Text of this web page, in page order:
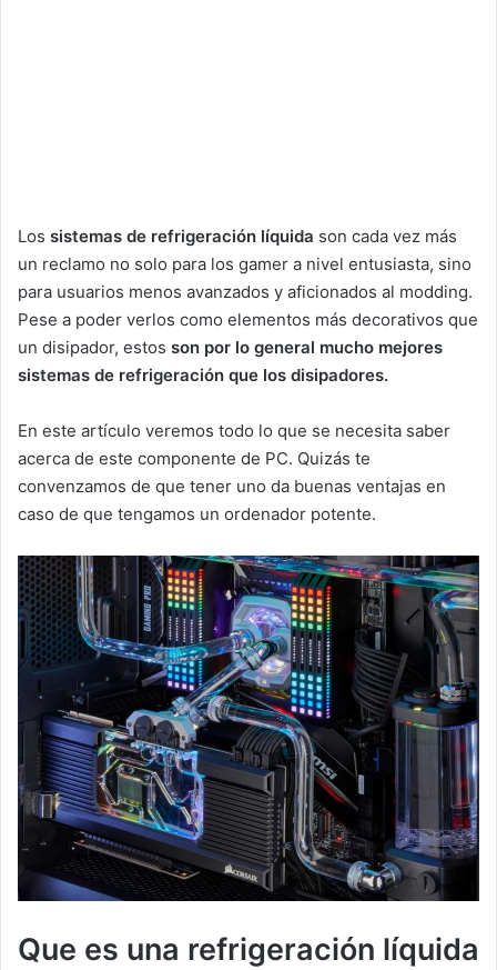
Los sistemas de refrigeración líquida son cada vez más
un reclamo no solo para los gamer a nivel entusiasta, sino
para usuarios menos avanzados y aficionados al modding.
Pese a poder verlos como elementos más decorativos que
un disipador, estos son por lo general mucho mejores
sistemas de refrigeración que los disipadores.
En este artículo veremos todo lo que se necesita saber
acerca de este componente de PC. Quizás te
convenzamos de que tener uno da buenas ventajas en
caso de que tengamos un ordenador potente.
Que es una refrigeración líquida